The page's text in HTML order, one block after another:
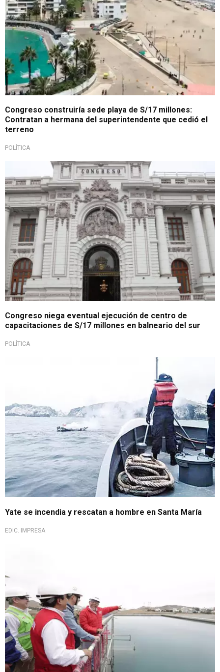
Congreso construiría sede playa de S/17 millones:
Contratan a hermana del superintendente que cedió el
terreno
POLÍTICA
Tras informe periodístico
Congreso niega eventual ejecución de centro de
capacitaciones de S/17 millones en balneario del sur
POLÍTICA
Yate se incendia y rescatan a hombre en Santa María
EDIC. IMPRESA